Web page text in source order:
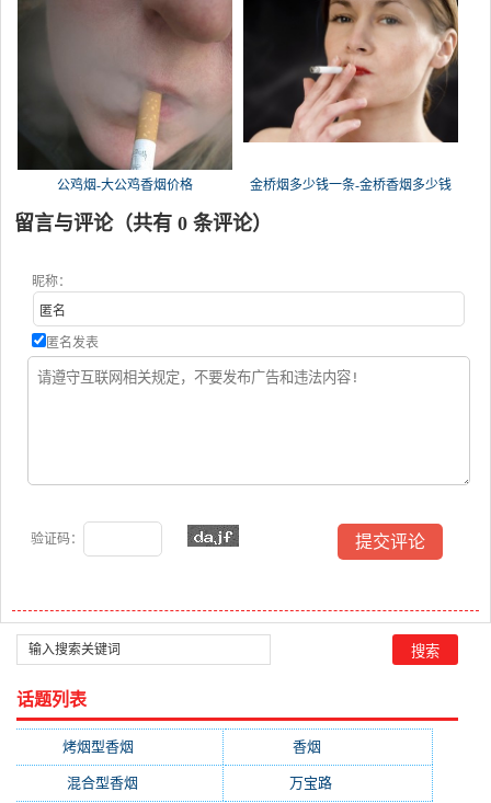
公鸡烟-大公鸡香烟价格 金桥烟多少钱一条-金桥香烟多少钱
留言与评论（共有 0 条评论）
昵称：
匿名发表
验证码：
话题列表
烤烟型香烟 香烟
混合型香烟 万宝路(331)